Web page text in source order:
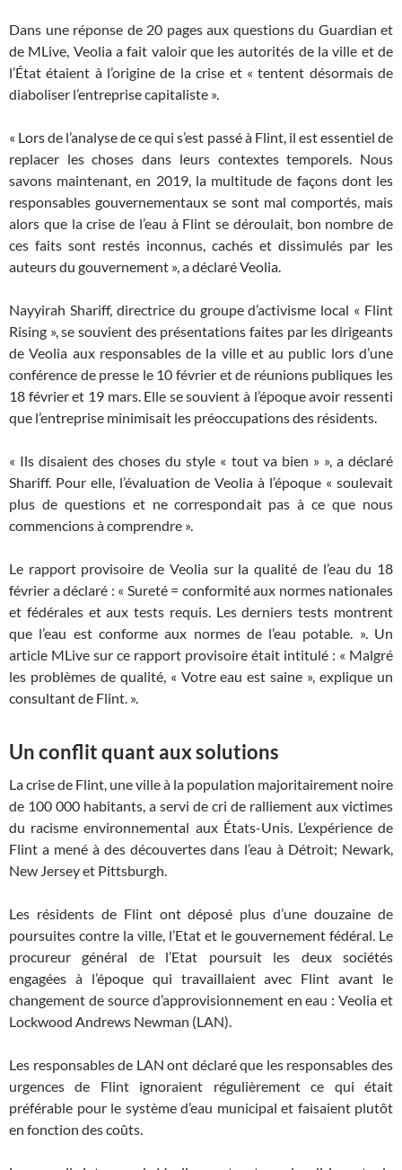
Dans une réponse de 20 pages aux questions du Guardian et
de MLive, Veolia a fait valoir que les autorités de la ville et de
l’État étaient à l’origine de la crise et « tentent désormais de
diaboliser l’entreprise capitaliste ».
« Lors de l’analyse de ce qui s’est passé à Flint, il est essentiel de
replacer les choses dans leurs contextes temporels. Nous
savons maintenant, en 2019, la multitude de façons dont les
responsables gouvernementaux se sont mal comportés, mais
alors que la crise de l’eau à Flint se déroulait, bon nombre de
ces faits sont restés inconnus, cachés et dissimulés par les
auteurs du gouvernement », a déclaré Veolia.
Nayyirah Shariff, directrice du groupe d’activisme local « Flint
Rising », se souvient des présentations faites par les dirigeants
de Veolia aux responsables de la ville et au public lors d’une
conférence de presse le 10 février et de réunions publiques les
18 février et 19 mars. Elle se souvient à l’époque avoir ressenti
que l’entreprise minimisait les préoccupations des résidents.
« Ils disaient des choses du style « tout va bien » », a déclaré
Shariff. Pour elle, l’évaluation de Veolia à l’époque « soulevait
plus de questions et ne correspondait pas à ce que nous
commencions à comprendre ».
Le rapport provisoire de Veolia sur la qualité de l’eau du 18
février a déclaré : « Sureté = conformité aux normes nationales
et fédérales et aux tests requis. Les derniers tests montrent
que l’eau est conforme aux normes de l’eau potable. ». Un
article MLive sur ce rapport provisoire était intitulé : « Malgré
les problèmes de qualité, « Votre eau est saine », explique un
consultant de Flint. ».
Un conflit quant aux solutions
La crise de Flint, une ville à la population majoritairement noire
de 100 000 habitants, a servi de cri de ralliement aux victimes
du racisme environnemental aux États-Unis. L’expérience de
Flint a mené à des découvertes dans l’eau à Détroit; Newark,
New Jersey et Pittsburgh.
Les résidents de Flint ont déposé plus d’une douzaine de
poursuites contre la ville, l’Etat et le gouvernement fédéral. Le
procureur général de l’Etat poursuit les deux sociétés
engagées à l’époque qui travaillaient avec Flint avant le
changement de source d’approvisionnement en eau : Veolia et
Lockwood Andrews Newman (LAN).
Les responsables de LAN ont déclaré que les responsables des
urgences de Flint ignoraient régulièrement ce qui était
préférable pour le système d’eau municipal et faisaient plutôt
en fonction des coûts.